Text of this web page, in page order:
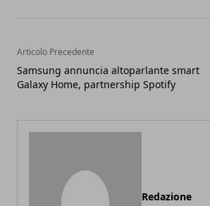
Articolo Precedente
Samsung annuncia altoparlante smart
Galaxy Home, partnership Spotify
Redazione